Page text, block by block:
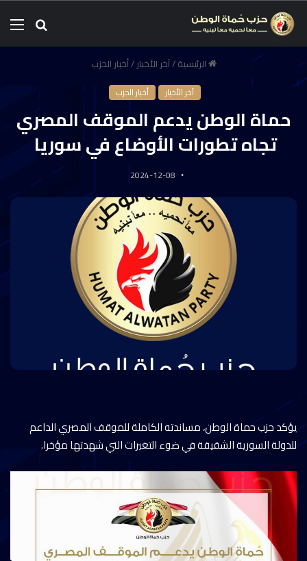
الرئيسية/آخر الأخبار/أخبار الحزب
آخر الأخبار أخبار الحزب
حماة الوطن يدعم الموقف المصري
تجاه تطورات الأوضاع في سوريا
2024-12-08
يؤكد حزب حماة الوطن، مساندته الكاملة للموقف المصري الداعم
للدولة السورية الشقيقة في ضوء التغيرات التي شهدتها مؤخرا.